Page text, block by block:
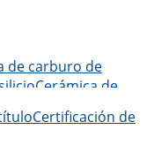
de carburo de
Cerámica de
de nitruro de
Certificación de